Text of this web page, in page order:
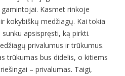
Kasmet rinkoje
kokybiškų medžiagų. Kai tokia
apsispręsti, ką pirkti.
privalumus ir trūkumus.
trūkumas bus didelis, o kitiems
– privalumas. Taigi,